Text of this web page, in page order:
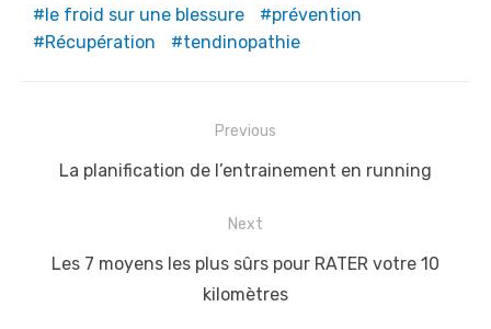
le froid sur une blessure
prévention
Récupération
tendinopathie
Previous
P
v
La planification de l’entrainement en running
Next
Les 7 moyens les plus sûrs pour RATER votre 10
kilomètres